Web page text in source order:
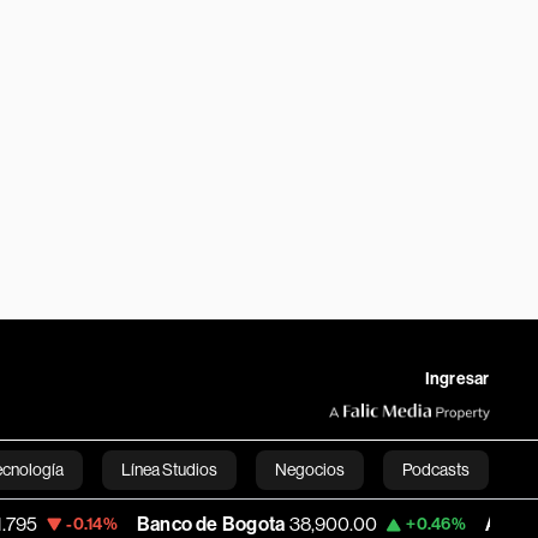
Ingresar
Línea Studios Negocios Podcasts
English
Banco de Bogota 38,900.00 +0.46% Apple 313.305